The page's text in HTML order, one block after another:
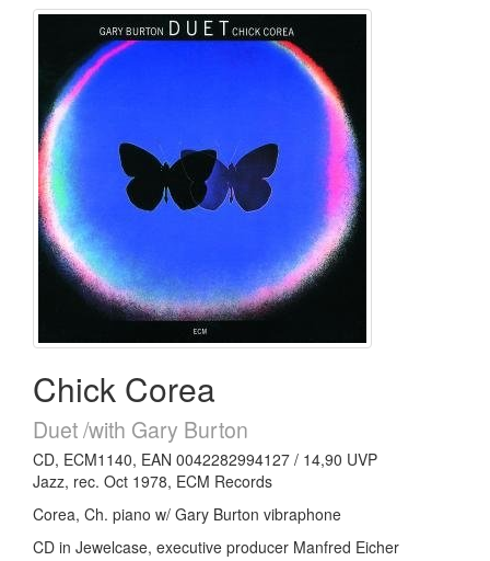
Chick Corea
Duet /with Gary Burton
CD, ECM1140, EAN 0042282994127 / 14,90 UVP
Jazz, rec. Oct 1978, ECM Records
Corea, Ch. piano w/ Gary Burton vibraphone
CD in Jewelcase, executive producer Manfred Eicher